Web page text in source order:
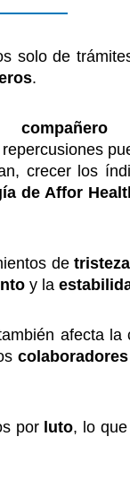
solo de
.
crecer los
de Affor
detristeza
y la
afecta la
colaboradores
por luto, lo